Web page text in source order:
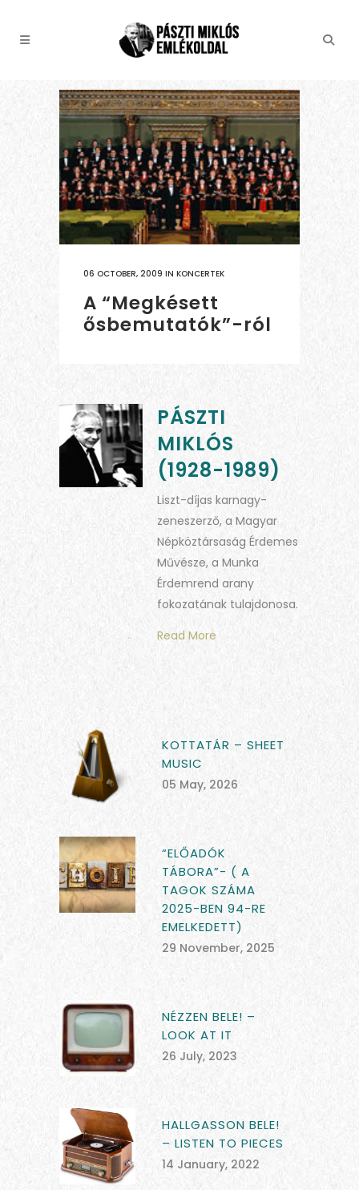
06 OCTOBER, 2009 IN KONCERTEK
A “Megkésett
ősbemutatók”-ról
PÁSZTI
MIKLÓS
(1928-1989)
Liszt-díjas karnagy-
zeneszerző, a Magyar
Népköztársaság Érdemes
Művésze, a Munka
Érdemrend arany
fokozatának tulajdonosa.
Read More
KOTTATÁR – SHEET
MUSIC
05 May, 2026
“ELŐADÓK
TÁBORA”- ( A
TAGOK SZÁMA
2025-BEN 94-RE
EMELKEDETT)
29 November, 2025
NÉZZEN BELE! –
LOOK AT IT
26 July, 2023
HALLGASSON BELE!
– LISTEN TO PIECES
14 January, 2022